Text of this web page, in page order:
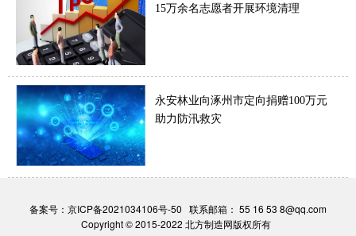
15万余名志愿者开展环境清理
永安林业向涿州市定向捐赠100万元
助力防汛救灾
备案号： 京ICP备2021034106号-50 联系邮箱： 55 16 53 8@qq.com
Copyright © 2015-2022 北方制造网版权所有